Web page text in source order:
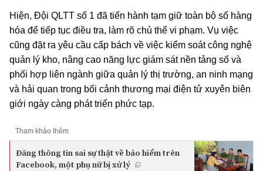
Hiện, Đội QLTT số 1 đã tiến hành tạm giữ toàn bộ số hàng
hóa để tiếp tục điều tra, làm rõ chủ thể vi phạm. Vụ việc
cũng đặt ra yêu cầu cấp bách về việc kiểm soát công nghệ
quản lý kho, nâng cao năng lực giám sát nền tảng số và
phối hợp liên ngành giữa quản lý thị trường, an ninh mạng
và hải quan trong bối cảnh thương mại điện tử xuyên biên
giới ngày càng phát triển phức tạp.
Tham khảo thêm
Đăng thông tin sai sự thật về bảo hiểm trên
Facebook, một phụ nữ bị xử lý